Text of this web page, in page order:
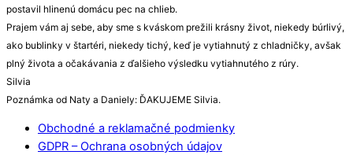
postavil hlinenú domácu pec na chlieb.
Prajem vám aj sebe, aby sme s kváskom prežili krásny život, niekedy búrlivý,
ako bublinky v štartéri, niekedy tichý, keď je vytiahnutý z chladničky, avšak
plný života a očakávania z ďalšieho výsledku vytiahnutého z rúry.
Silvia
Poznámka od Naty a Daniely: ĎAKUJEME Silvia.
Obchodné a reklamačné podmienky
GDPR – Ochrana osobných údajov